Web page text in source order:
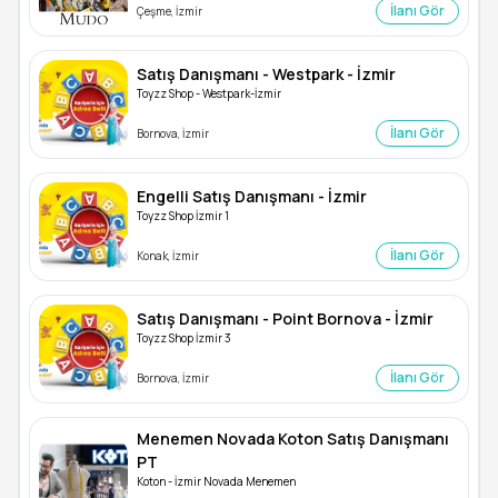
Çeşme, İzmir İlanı Gör
Satış Danışmanı - Westpark - İzmir
Toyzz Shop - Westpark-İzmir
Bornova, İzmir İlanı Gör
Engelli Satış Danışmanı - İzmir
Toyzz Shop İzmir 1
Konak, İzmir İlanı Gör
Satış Danışmanı - Point Bornova - İzmir
Toyzz Shop İzmir 3
Bornova, İzmir İlanı Gör
Menemen Novada Koton Satış Danışmanı
PT
Koton - İzmir Novada Menemen